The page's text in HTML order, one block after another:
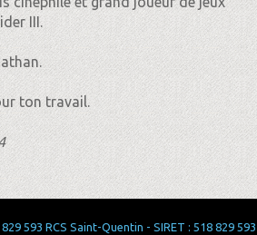
III.
ton travail.
593 RCS Saint-Quentin - SIRET : 518 829 593